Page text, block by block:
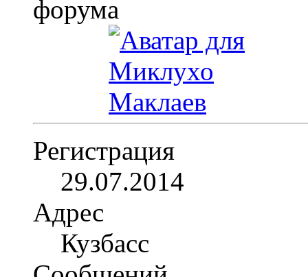
Регистрация
29.07.2014
Адрес
Кузбасс